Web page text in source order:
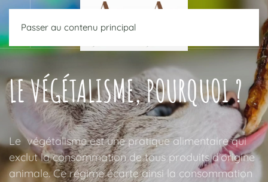
Passer au contenu principal
LE VÉGÉTALISME, POURQUOI ?
Le végétalisme est une pratique alimentaire qui
exclut la consommation de tous produits d’origine
animale. Ce régime écarte ainsi la consommation